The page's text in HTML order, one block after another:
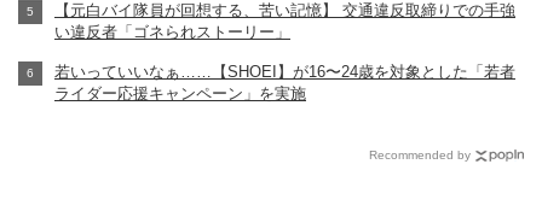
【元白バイ隊員が回想する、苦い記憶】 交通違反取締りでの手強
い違反者「ゴネられストーリー」
若いっていいなぁ……【SHOEI】が16〜24歳を対象とした「若者
ライダー応援キャンペーン」を実施
Recommended by